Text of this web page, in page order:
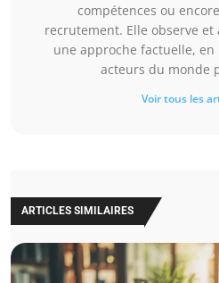
compétences ou
recrutement. Elle observe et
une approche factuelle, en
acteurs du monde
Voir tous les
ARTICLES SIMILAIRES